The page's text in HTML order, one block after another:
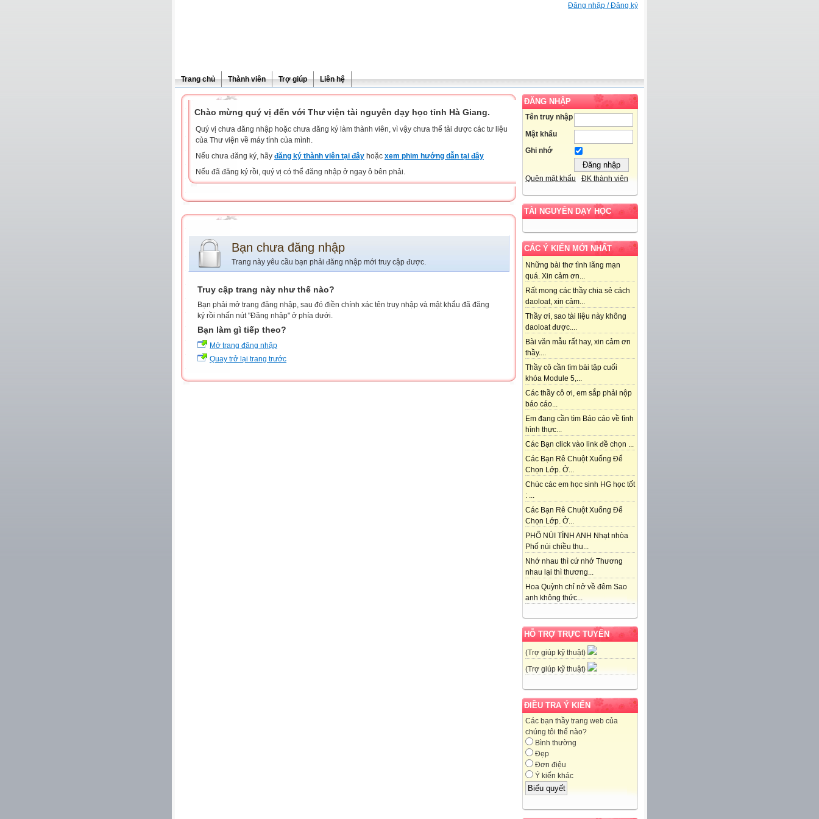
Đăng nhập / Đăng ký
Trang chủ Thành viên Trợ giúp Liên hệ
ĐĂNG NHẬP
Tên truy nhập
Mật khẩu
Ghi nhớ
Quên mật khẩu ĐK thành viên
TÀI NGUYÊN DẠY HỌC
CÁC Ý KIẾN MỚI NHẤT
Những bài thơ tình lãng mạn
quá. Xin cảm ơn...
Rất mong các thầy chia sẻ cách
daoloat, xin cảm...
Thầy ơi, sao tài liệu này không
daoloat được....
Bài văn mẫu rất hay, xin cảm ơn
thầy....
Thầy cô cần tìm bài tập cuối
khóa Module 5,...
Các thầy cô ơi, em sắp phải nộp
báo cáo...
Em đang cần tìm Báo cáo về tình
hình thực...
Các Bạn click vào link đề chọn ...
Các Bạn Rê Chuột Xuống Để
Chọn Lớp. Ở...
Chúc các em học sinh HG học tốt
: ...
Các Bạn Rê Chuột Xuống Để
Chọn Lớp. Ở...
PHỐ NÚI TÌNH ANH Nhạt nhòa
Phố núi chiều thu...
Nhớ nhau thì cứ nhớ Thương
nhau lại thì thương...
Hoa Quỳnh chỉ nở về đêm Sao
anh không thức...
HỖ TRỢ TRỰC TUYẾN
(Trợ giúp kỹ thuật)
(Trợ giúp kỹ thuật)
ĐIỀU TRA Ý KIẾN
Các bạn thầy trang web của
chúng tôi thế nào?
Bình thường
Đẹp
Đơn điệu
Ý kiến khác
Chào mừng quý vị đến với Thư viện tài nguyên dạy học tỉnh Hà Giang.
Quý vị chưa đăng nhập hoặc chưa đăng ký làm thành viên, vì vậy chưa thể tải được các tư liệu
của Thư viện về máy tính của mình.
Nếu chưa đăng ký, hãy đăng ký thành viên tại đây hoặc xem phim hướng dẫn tại đây
Nếu đã đăng ký rồi, quý vị có thể đăng nhập ở ngay ô bên phải.
Bạn chưa đăng nhập
Trang này yêu cầu bạn phải đăng nhập mới truy cập được.
Truy cập trang này như thế nào?
Bạn phải mở trang đăng nhập, sau đó điền chính xác tên truy nhập và mật khẩu đã đăng
ký rồi nhấn nút "Đăng nhập" ở phía dưới.
Bạn làm gì tiếp theo?
Mở trang đăng nhập
Quay trở lại trang trước